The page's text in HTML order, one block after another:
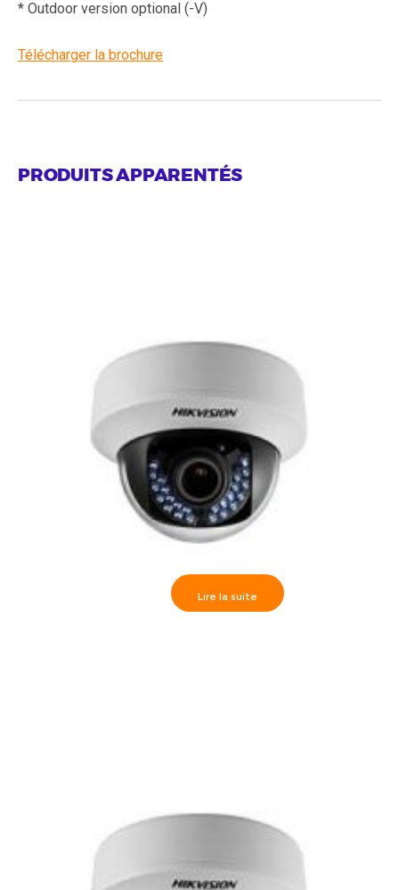
* Outdoor version optional (-V)
Télécharger la brochure
PRODUITS APPARENTÉS
Lire la suite